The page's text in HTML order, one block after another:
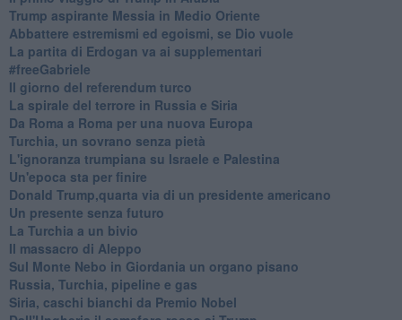
Trump aspirante Messia in Medio Oriente
Abbattere estremismi ed egoismi, se Dio vuole
La partita di Erdogan va ai supplementari
#freeGabriele
Il giorno del referendum turco
La spirale del terrore in Russia e Siria
Da Roma a Roma per una nuova Europa
Turchia, un sovrano senza pietà
L'ignoranza trumpiana su Israele e Palestina
Un'epoca sta per finire
Donald Trump,quarta via di un presidente americano
Un presente senza futuro
La Turchia a un bivio
Il massacro di Aleppo
Sul Monte Nebo in Giordania un organo pisano
Russia, Turchia, pipeline e gas
Siria, caschi bianchi da Premio Nobel